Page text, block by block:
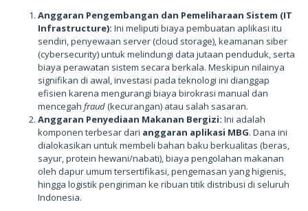
Anggaran Pengembangan dan Pemeliharaan Sistem (IT
Infrastructure): Ini meliputi biaya pembuatan aplikasi itu
sendiri, penyewaan server (cloud storage), keamanan siber
(cybersecurity) untuk melindungi data jutaan penduduk, serta
biaya perawatan sistem secara berkala. Meskipun nilainya
signifikan di awal, investasi pada teknologi ini dianggap
efisien karena mengurangi biaya birokrasi manual dan
mencegah fraud(kecurangan) atau salah sasaran.
Anggaran Penyediaan Makanan Bergizi: Ini adalah
komponen terbesar dari anggaran aplikasi MBG. Dana ini
dialokasikan untuk membeli bahan baku berkualitas (beras,
sayur, protein hewani/nabati), biaya pengolahan makanan
oleh dapur umum tersertifikasi, pengemasan yang higienis,
hingga logistik pengiriman ke ribuan titik distribusi di seluruh
Indonesia.